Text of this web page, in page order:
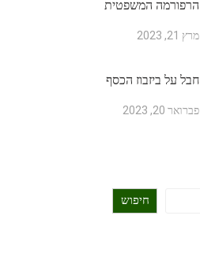
הרפורמה המשפטית
מרץ 21, 2023
חבל על ביזבוז הכסף
פברואר 20, 2023
חיפוש